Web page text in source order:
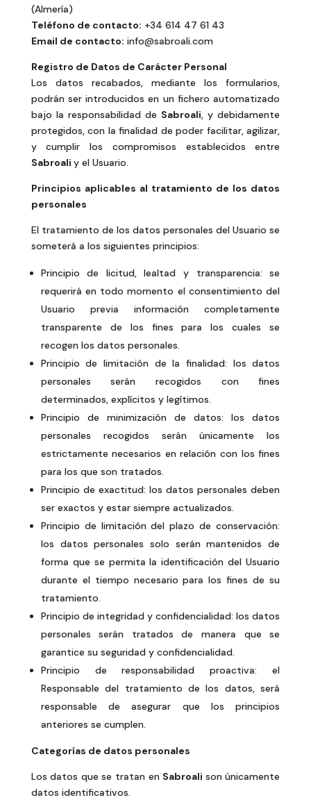
(Almería)
Teléfono de contacto: +34 614 47 61 43
Email de contacto: info@sabroali.com
Registro de Datos de Carácter Personal
Los datos recabados, mediante los formularios,
podrán ser introducidos en un fichero automatizado
bajo la responsabilidad de Sabroali, y debidamente
protegidos, con la finalidad de poder facilitar, agilizar,
y cumplir los compromisos establecidos entre
Sabroali y el Usuario.
Principios aplicables al tratamiento de los datos
personales
El tratamiento de los datos personales del Usuario se
someterá a los siguientes principios:
Principio de licitud, lealtad y transparencia: se
requerirá en todo momento el consentimiento del
Usuario previa información completamente
transparente de los fines para los cuales se
recogen los datos personales.
Principio de limitación de la finalidad: los datos
personales serán recogidos con fines
determinados, explícitos y legítimos.
Principio de minimización de datos: los datos
personales recogidos serán únicamente los
estrictamente necesarios en relación con los fines
para los que son tratados.
Principio de exactitud: los datos personales deben
ser exactos y estar siempre actualizados.
Principio de limitación del plazo de conservación:
los datos personales solo serán mantenidos de
forma que se permita la identificación del Usuario
durante el tiempo necesario para los fines de su
tratamiento.
Principio de integridad y confidencialidad: los datos
personales serán tratados de manera que se
garantice su seguridad y confidencialidad.
Principio de responsabilidad proactiva: el
Responsable del tratamiento de los datos, será
responsable de asegurar que los principios
anteriores se cumplen.
Categorías de datos personales
Los datos que se tratan en Sabroali son únicamente
datos identificativos.